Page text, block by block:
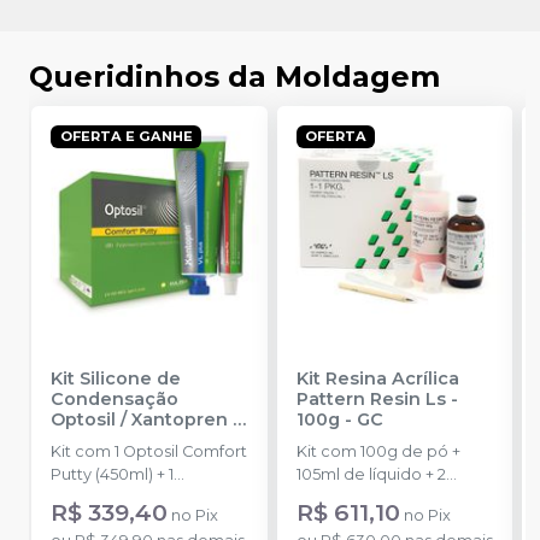
Queridinhos da Moldagem
OFERTA E GANHE
Kit Silicone de
Condensação
Optosil / Xantopren -
KULZER
Kit com 1 Optosil Comfort
Putty (450ml) + 1
Xantopren VL Plus
(140ml) + 1 Activator
R$ 339,40 no Pix
OFERTA
Kit Resina Acrílica
Pattern Resin Ls -
100g - GC
Kit com 100g de pó +
105ml de líquido + 2
dappens + 1 pincel + 1
pipeta.
R$ 611,10 no Pix